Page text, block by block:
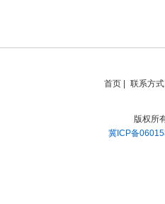
首页 联系方式
版权所
冀ICP备